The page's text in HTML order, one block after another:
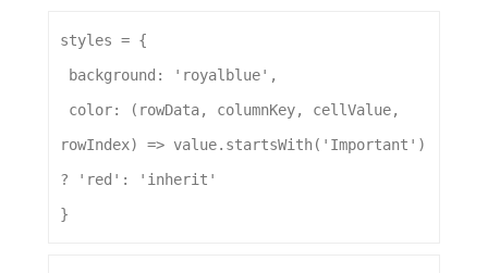
styles = {
background:
'royalblue' ,
color: ( rowData, columnKey, cellValue
rowIndex) => value. startsWith( 'Important' )
?
'red' :
'inherit'
}